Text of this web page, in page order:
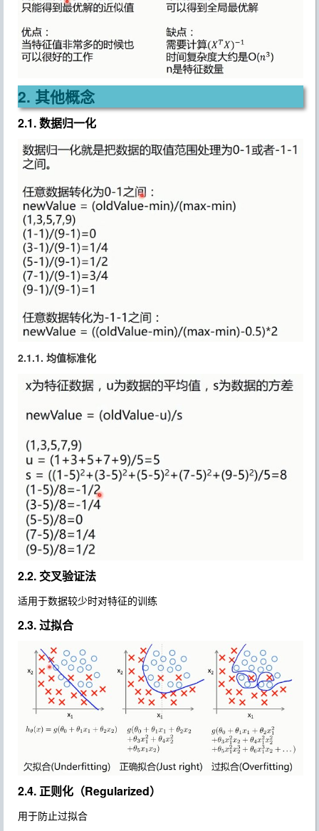
2. 其他概念
2.1. 数据归一化
2.1.1. 均值标准化
2.2. 交叉验证法
适用于数据较少时对特征的训练
2.3. 过拟合
2.4. 正则化（Regularized）
用于防止过拟合